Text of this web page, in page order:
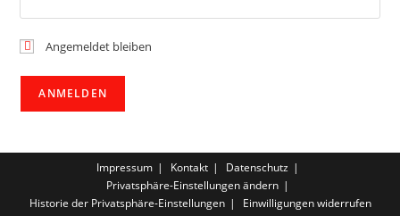
Angemeldet bleiben
Impressum Kontakt
Datenschutz
Privatsphäre-Einstellungen ändern
Historie der Privatsphäre-Einstellungen
Einwilligungen widerrufen